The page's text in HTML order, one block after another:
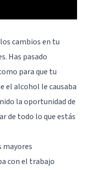
cambios en tu
Has pasado
para que tu
el alcohol le causaba
la oportunidad de
de todo lo que estás
mayores
con el trabajo